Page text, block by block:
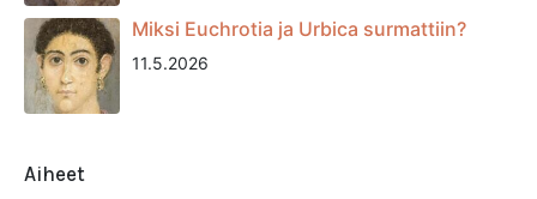
Miksi Euchrotia ja Urbica surmattiin?
11.5.2026
Aiheet